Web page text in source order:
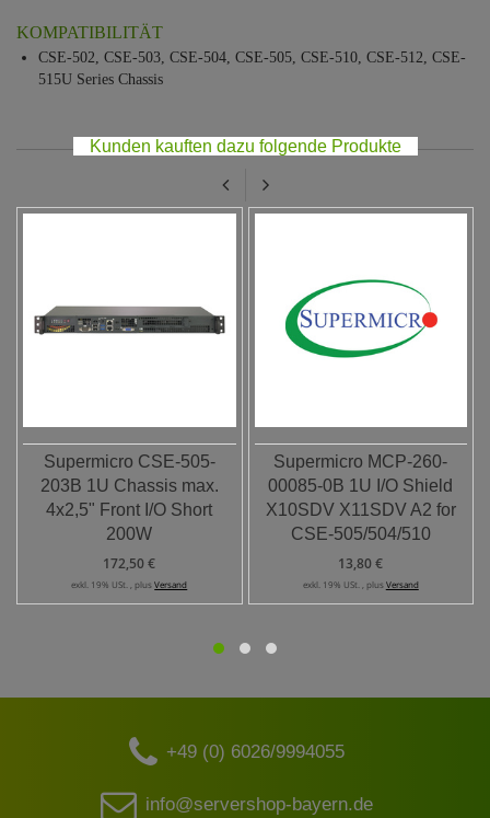
KOMPATIBILITÄT
CSE-502, CSE-503, CSE-504, CSE-505, CSE-510, CSE-512, CSE-
515U Series Chassis
Kunden kauften dazu folgende Produkte
Supermicro CSE-505-
203B 1U Chassis max.
4x2,5" Front I/O Short
200W
172,50 €
exkl. 19% USt. , plusVersand
Supermicro MCP-260-
00085-0B 1U I/O Shield
X10SDV X11SDV A2 for
CSE-505/504/510
13,80 €
exkl. 19% USt. , plus Versand
+49 (0) 6026/9994055
info@servershop-bayern.de